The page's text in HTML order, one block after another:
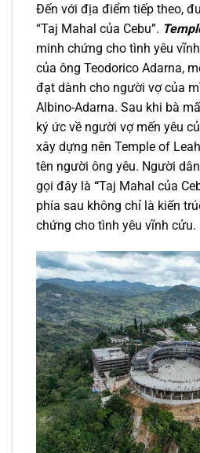
Đến với địa điểm tiếp theo,
“Taj Mahal của Cebu”.
minh chứng cho tình yêu
của ông Teodorico Adarna,
đạt dành cho người vợ của
Albino-Adarna. Sau khi bà
ký ức về người vợ mến yêu
xây dựng nên Temple of
tên người ông yêu. Người
gọi đây là “Taj Mahal của
phía sau không chỉ là kiến
chứng cho tình yêu vĩnh cửu.